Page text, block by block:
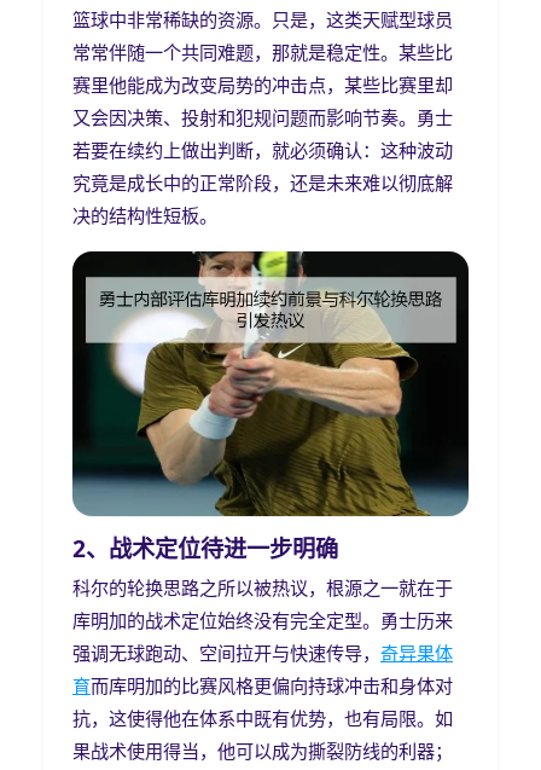
篮球中非常稀缺的资源。只是，这类天赋型球员
常常伴随一个共同难题，那就是稳定性。某些比
赛里他能成为改变局势的冲击点，某些比赛里却
又会因决策、投射和犯规问题而影响节奏。勇士
若要在续约上做出判断，就必须确认：这种波动
究竟是成长中的正常阶段，还是未来难以彻底解
决的结构性短板。
2、战术定位待进一步明确
科尔的轮换思路之所以被热议，根源之一就在于
库明加的战术定位始终没有完全定型。勇士历来
强调无球跑动、空间拉开与快速传导， 奇异果体
育而库明加的比赛风格更偏向持球冲击和身体对
抗，这使得他在体系中既有优势，也有局限。如
果战术使用得当，他可以成为撕裂防线的利器；